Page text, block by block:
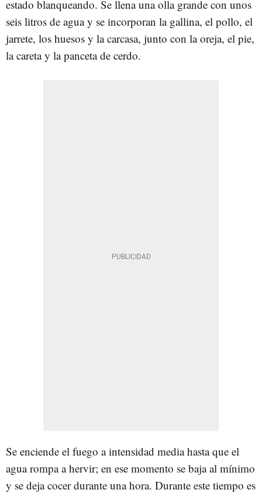
estado blanqueando. Se llena una olla grande con unos
seis litros de agua y se incorporan la gallina, el pollo, el
jarrete, los huesos y la carcasa, junto con la oreja, el pie,
la careta y la panceta de cerdo.
Se enciende el fuego a intensidad media hasta que el
agua rompa a hervir; en ese momento se baja al mínimo
y se deja cocer durante una hora. Durante este tiempo es